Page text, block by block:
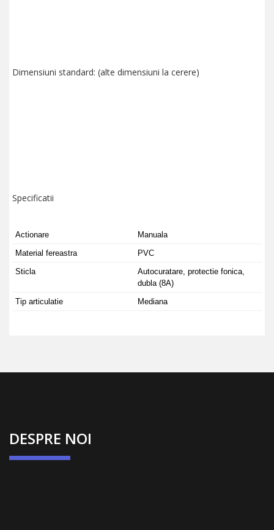
Dimensiuni standard: (alte dimensiuni la cerere)
Specificatii
Actionare
Manuala
Material fereastra
PVC
Sticla
Autocuratare, protectie fonica,
dubla (8A)
Tip articulatie
Mediana
DESPRE NOI